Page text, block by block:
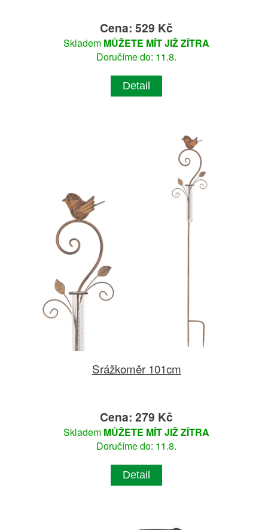
Cena: 529 Kč
Skladem MŮŽETE MÍT JIŽ ZÍTRA
Doručíme do: 11.8.
Detail
Srážkoměr 101cm
Cena: 279 Kč
Skladem MŮŽETE MÍT JIŽ ZÍTRA
Doručíme do: 11.8.
Detail